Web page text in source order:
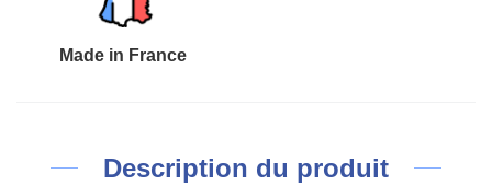
Made in France
Description du produit